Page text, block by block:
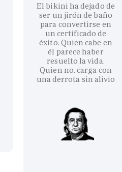
El bikini ha dejado de
ser un jirón de baño
para convertirse en
un certificado de
éxito. Quien cabe en
él parece haber
resuelto la vida.
Quien no, carga con
una derrota sin alivio